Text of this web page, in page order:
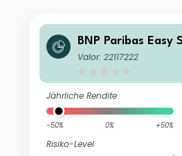
BNP Paribas Easy
TF USD C
Valor: 22117222
Jährliche Rendite
-50% 0% +50%
Risiko-Level